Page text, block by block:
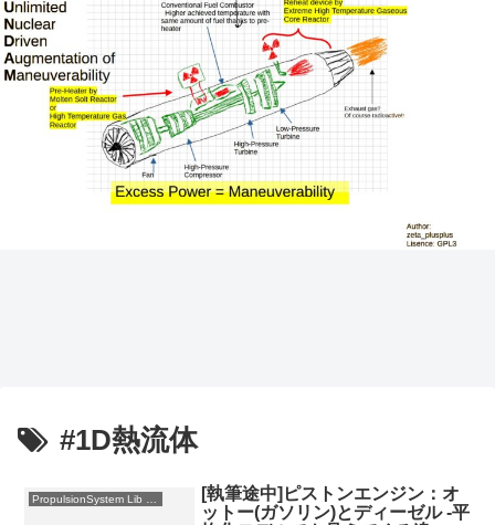
#1D熱流体
[執筆途中]ピストンエンジン：オ
ットー(ガソリン)とディーゼル -平